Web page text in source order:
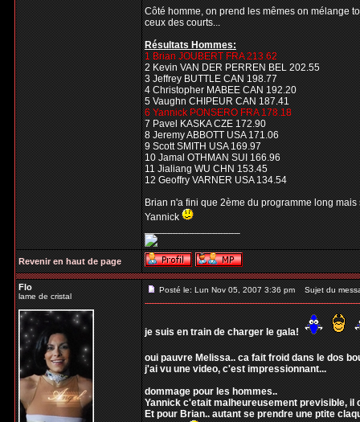
Côté homme, on prend les mêmes on mélange
ceux des courts...
Résultats Hommes:
1 Brian JOUBERT FRA 213.62
2 Kevin VAN DER PERREN BEL 202.55
3 Jeffrey BUTTLE CAN 198.77
4 Christopher MABEE CAN 192.20
5 Vaughn CHIPEUR CAN 187.41
6 Yannick PONSERO FRA 178.18
7 Pavel KASKA CZE 172.90
8 Jeremy ABBOTT USA 171.06
9 Scott SMITH USA 169.97
10 Jamal OTHMAN SUI 166.96
11 Jialiang WU CHN 153.45
12 Geoffry VARNER USA 134.54
Brian n'a fini que 2ème du programme long
Yannick
_________________
Revenir en haut de page
Flo
lame de cristal
Posté le: Lun Nov 05, 2007 3:36 pm Sujet du
je suis en train de charger le gala!
oui pauvre Melissa.. ca fait froid dans le dos
j'ai vu une video, c'est impressionnant...
dommage pour les hommes..
Yannick c'etait malheureusement previsible, il
Et pour Brian.. autant se prendre une ptite